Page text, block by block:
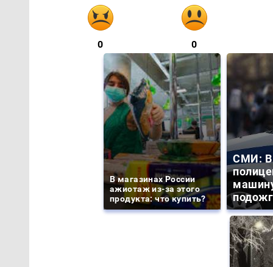
0 0
В магазинах России
ажиотаж из-за этого
продукта: что купить?
СМИ: В